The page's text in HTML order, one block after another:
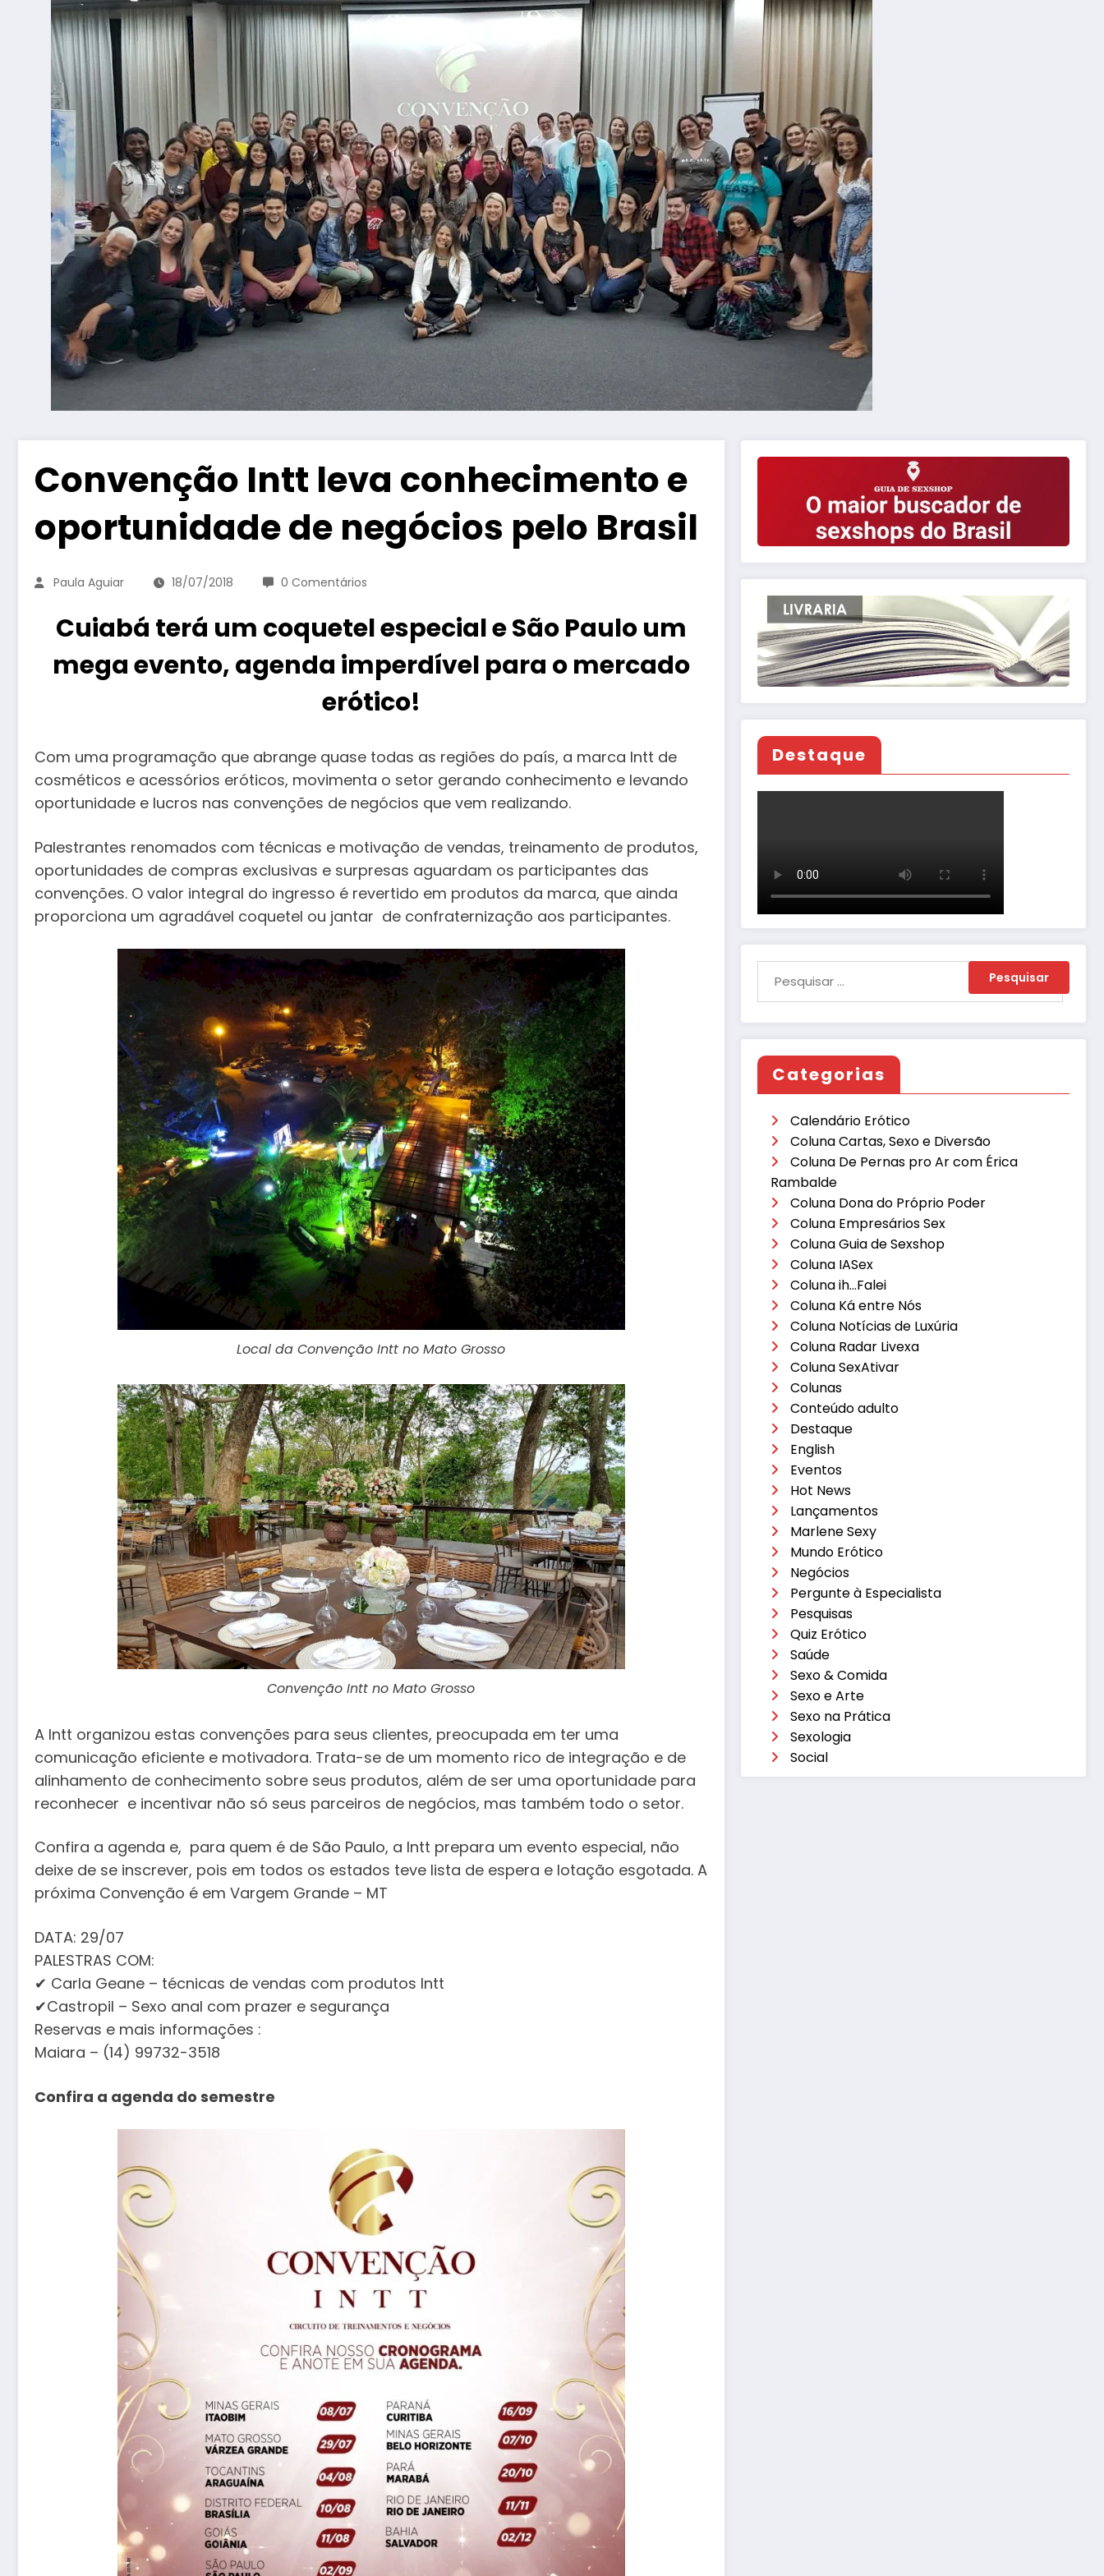
Convenção Intt leva conhecimento e
oportunidade de negócios pelo Brasil
Paula Aguiar 18/07/2018 0 Comentários
Cuiabá terá um coquetel especial e São Paulo um
mega evento, agenda imperdível para o mercado
erótico!
Com uma programação que abrange quase todas as regiões do país, a marca Intt de
cosméticos e acessórios eróticos, movimenta o setor gerando conhecimento e levando
oportunidade e lucros nas convenções de negócios que vem realizando.
Palestrantes renomados com técnicas e motivação de vendas, treinamento de produtos,
oportunidades de compras exclusivas e surpresas aguardam os participantes das
convenções. O valor integral do ingresso é revertido em produtos da marca, que ainda
proporciona um agradável coquetel ou jantar de confraternização aos participantes.
Local da Convenção Intt no Mato Grosso
Convenção Intt no Mato Grosso
A Intt organizou estas convenções para seus clientes, preocupada em ter uma
comunicação eficiente e motivadora. Trata-se de um momento rico de integração e de
alinhamento de conhecimento sobre seus produtos, além de ser uma oportunidade para
reconhecer e incentivar não só seus parceiros de negócios, mas também todo o setor.
Confira a agenda e, para quem é de São Paulo, a Intt prepara um evento especial, não
deixe de se inscrever, pois em todos os estados teve lista de espera e lotação esgotada. A
próxima Convenção é em Vargem Grande – MT
DATA: 29/07
PALESTRAS COM:
✔ Carla Geane – técnicas de vendas com produtos Intt
✔Castropil – Sexo anal com prazer e segurança
Reservas e mais informações :
Maiara – (14) 99732-3518
Confira a agenda do semestre
Destaque
Categorias
Calendário Erótico
Coluna Cartas, Sexo e Diversão
Coluna De Pernas pro Ar com Érica
Rambalde
Coluna Dona do Próprio Poder
Coluna Empresários Sex
Coluna Guia de Sexshop
Coluna IASex
Coluna ih…Falei
Coluna Ká entre Nós
Coluna Notícias de Luxúria
Coluna Radar Livexa
Coluna SexAtivar
Colunas
Conteúdo adulto
Destaque
English
Eventos
Hot News
Lançamentos
Marlene Sexy
Mundo Erótico
Negócios
Pergunte à Especialista
Pesquisas
Quiz Erótico
Saúde
Sexo & Comida
Sexo e Arte
Sexo na Prática
Sexologia
Social